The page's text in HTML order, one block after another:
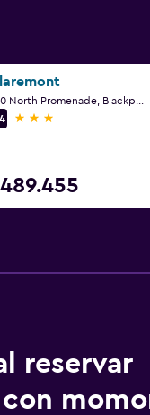
3 estrellas
reservar